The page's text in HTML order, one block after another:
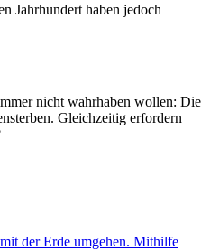
Jahrhundert haben jedoch
nicht wahrhaben wollen: Die
Gleichzeitig erfordern